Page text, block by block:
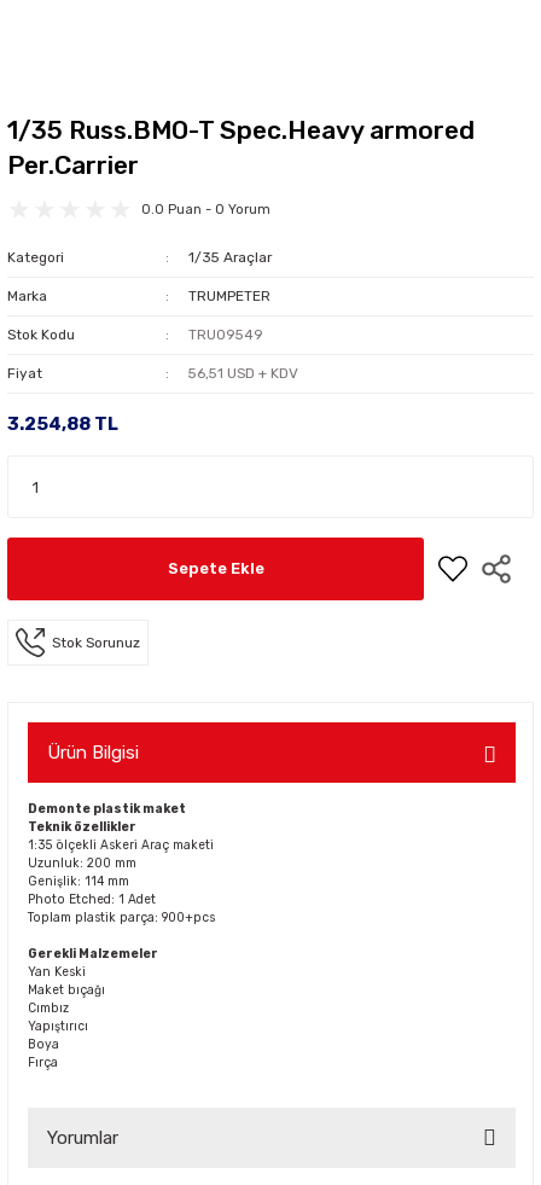
1/35 Russ.BMO-T Spec.Heavy armored
Per.Carrier
0.0 Puan - 0 Yorum
Kategori 1/35 Araçlar
Marka TRUMPETER
Stok Kodu TRU09549
Fiyat 56,51 USD + KDV
3.254,88 TL
Sepete Ekle
Stok Sorunuz
Ürün Bilgisi
Demonte plastik maket
Teknik özellikler
1:35 ölçekli Askeri Araç maketi
Uzunluk: 200 mm
Genişlik: 114 mm
Photo Etched: 1 Adet
Toplam plastik parça: 900+pcs
Gerekli Malzemeler
Yan Keski
Maket bıçağı
Cımbız
Yapıştırıcı
Boya
Fırça
Yorumlar